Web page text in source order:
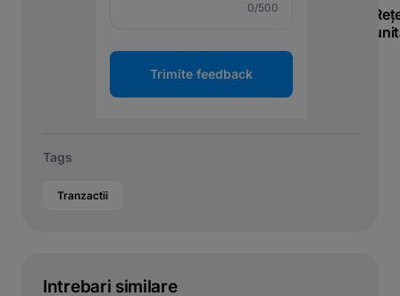
0/500
Trimite feedback
Tags
Tranzactii
Intrebari similare